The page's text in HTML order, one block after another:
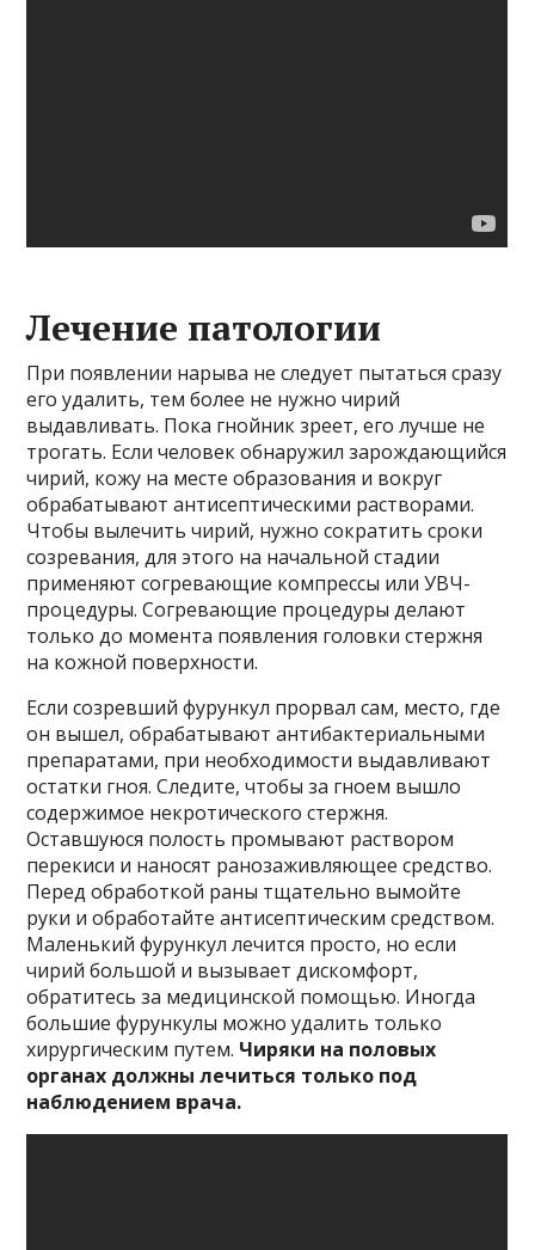
Лечение патологии
При появлении нарыва не следует пытаться сразу
его удалить, тем более не нужно чирий
выдавливать. Пока гнойник зреет, его лучше не
трогать. Если человек обнаружил зарождающийся
чирий, кожу на месте образования и вокруг
обрабатывают антисептическими растворами.
Чтобы вылечить чирий, нужно сократить сроки
созревания, для этого на начальной стадии
применяют согревающие компрессы или УВЧ-
процедуры. Согревающие процедуры делают
только до момента появления головки стержня
на кожной поверхности.
Если созревший фурункул прорвал сам, место, где
он вышел, обрабатывают антибактериальными
препаратами, при необходимости выдавливают
остатки гноя. Следите, чтобы за гноем вышло
содержимое некротического стержня.
Оставшуюся полость промывают раствором
перекиси и наносят ранозаживляющее средство.
Перед обработкой раны тщательно вымойте
руки и обработайте антисептическим средством.
Маленький фурункул лечится просто, но если
чирий большой и вызывает дискомфорт,
обратитесь за медицинской помощью. Иногда
большие фурункулы можно удалить только
хирургическим путем. Чиряки на половых
органах должны лечиться только под
наблюдением врача.